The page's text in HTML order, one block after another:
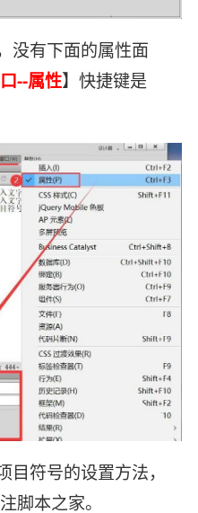
没有下面的属性面
--属性】快捷键是
符号的设置方法，
脚本之家。